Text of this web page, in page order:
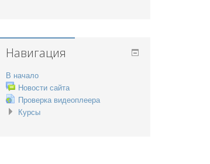
Навигация
В начало
Новости сайта
Проверка видеоплеера
Курсы